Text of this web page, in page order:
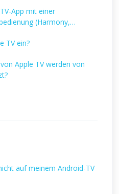
App mit einer
(Harmony,
TV ein?
Apple TV werden von
auf meinem Android-TV